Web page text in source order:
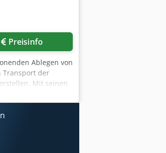
Preisinfo
Ablegen von
Transport der
Mit seinen
bei einer
lassen sich
werden. Bei
-
mm Tiefe: 870 -
Zwischenmaß der